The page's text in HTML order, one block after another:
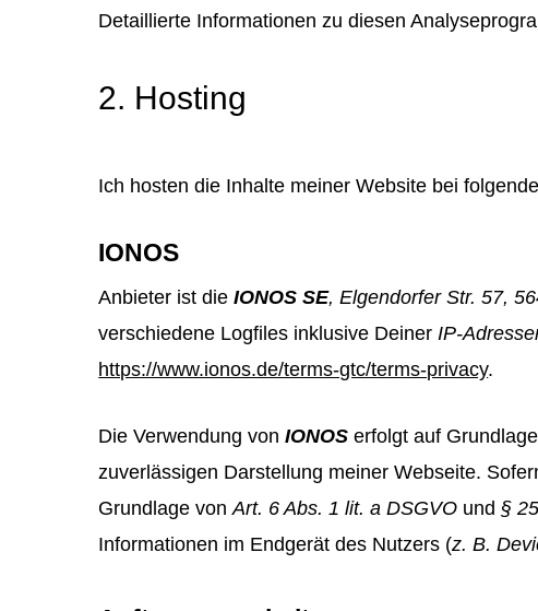
Detaillierte Informationen zu diesen
2. Hosting
Ich hosten die Inhalte meiner Website bei
IONOS
Anbieter ist dieIONOS SE, Elgendorfer Str. 57,
verschiedene Logfiles inklusive DeinerIP-
https://www.ionos.de/terms-gtc/terms-privacy.
Die Verwendung vonIONOS erfolgt auf
zuverlässigen Darstellung meiner Webseite.
Grundlage vonArt. 6 Abs. 1 lit. a DSGVO und §
Informationen im Endgerät des Nutzers (z. B.